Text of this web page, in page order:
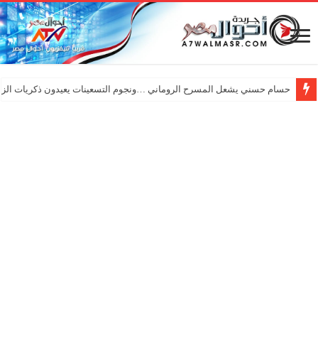
حسام حسني يشعل المسرح الروماني …ونجوم التسعينات يعيدون ذكريات